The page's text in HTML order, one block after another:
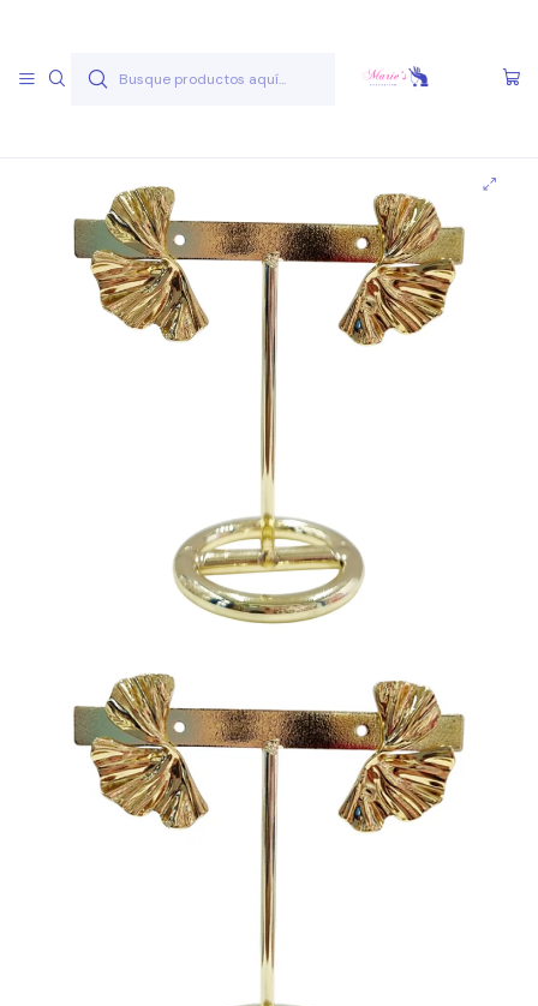
Inicio Joyas Acero Quirúgico Aros Acero Quirúgico
Aros A.Q. Dorados Aro AQ D 48